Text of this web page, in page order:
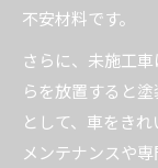
不安材料です。
さらに、未施工
らを放置すると
として、車をき
メンテナンスや